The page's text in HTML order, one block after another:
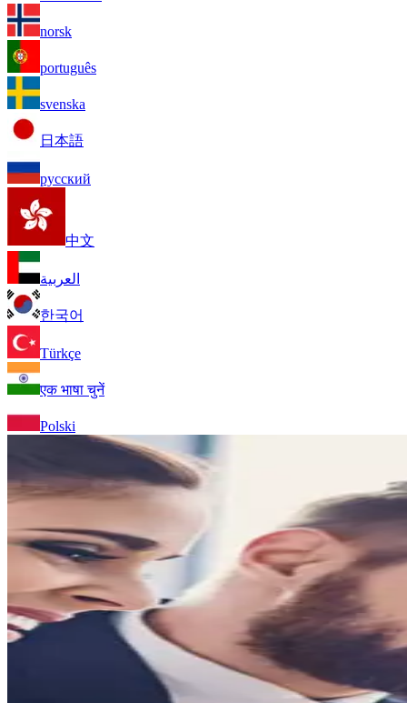
norsk
português
svenska
日本語
русский
中文
العربية
한국어
Türkçe
एक भाषा चुनें
Polski